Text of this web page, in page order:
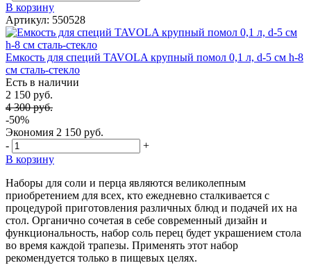
В корзину
Артикул: 550528
Емкость для специй TAVOLA крупный помол 0,1 л, d-5 см h-8
см сталь-стекло
Есть в наличии
2 150 руб.
4 300 руб.
-50%
Экономия 2 150 руб.
-
+
В корзину
Наборы для соли и перца являются великолепным
приобретением для всех, кто ежедневно сталкивается с
процедурой приготовления различных блюд и подачей их на
стол. Органично сочетая в себе современный дизайн и
функциональность, набор соль перец будет украшением стола
во время каждой трапезы. Применять этот набор
рекомендуется только в пищевых целях.